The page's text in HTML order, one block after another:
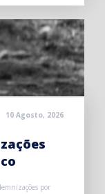
10 Agosto, 2026
por